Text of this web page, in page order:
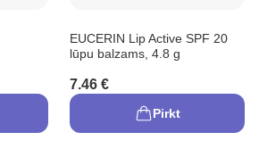
EUCERIN Lip Active SPF 20
lūpu balzams, 4.8 g
7.46 €
Pirkt